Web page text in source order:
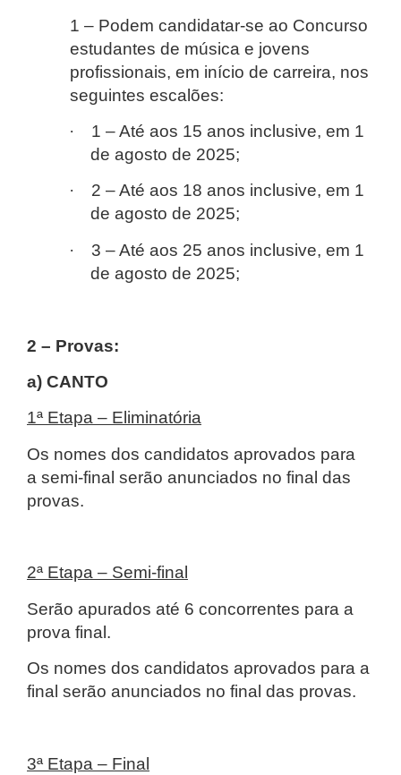
1 – Podem candidatar-se ao Concurso
estudantes de música e jovens
profissionais, em início de carreira, nos
seguintes escalões:
·
1 – Até aos 15 anos inclusive, em 1
de agosto de 2025;
·
2 – Até aos 18 anos inclusive, em 1
de agosto de 2025;
·
3 – Até aos 25 anos inclusive, em 1
de agosto de 2025;
2 – Provas:
a) CANTO
1ª Etapa – Eliminatória
Os nomes dos candidatos aprovados para
a semi-final serão anunciados no final das
provas.
2ª Etapa – Semi-final
Serão apurados até 6 concorrentes para a
prova final.
Os nomes dos candidatos aprovados para a
final serão anunciados no final das provas.
3ª Etapa – Final